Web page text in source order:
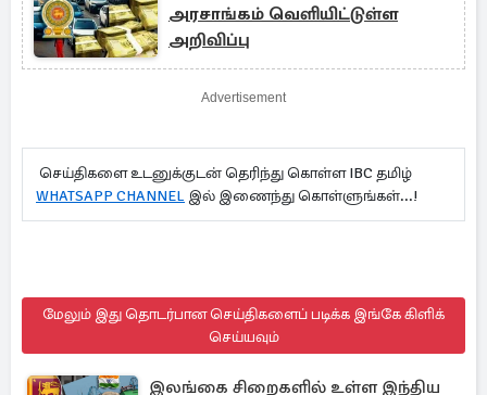
அரசாங்கம் வெளியிட்டுள்ள
அறிவிப்பு
Advertisement
செய்திகளை உடனுக்குடன் தெரிந்து கொள்ள IBC தமிழ்
WHATSAPP CHANNEL இல் இணைந்து கொள்ளுங்கள்...!
மேலும் இது தொடர்பான செய்திகளைப் படிக்க இங்கே கிளிக்
செய்யவும்
இலங்கை சிறைகளில் உள்ள இந்திய